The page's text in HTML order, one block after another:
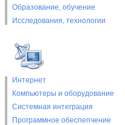
Образование, обучение
Исследования, технологии
Интернет
Компьютеры и оборудование
Системная интеграция
Программное обеспепчение